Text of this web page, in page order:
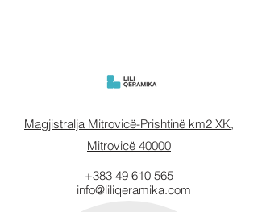
Magjistralja Mitrovicë-Prishtinë km2 XK,
Mitrovicë 40000
info@liliqeramika.com
+383 49 610 565